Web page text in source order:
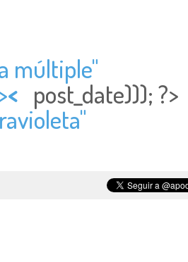
múltiple"
< post_date))); ?>